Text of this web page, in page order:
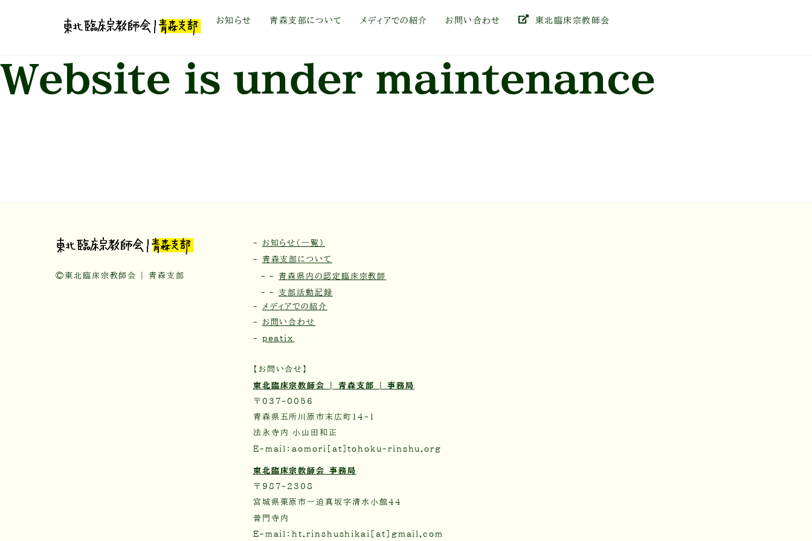
content
お知らせ 青森支部について メディアでの紹介 お問い合わせ 東北臨床宗教師会
Website is under maintenance
©東北臨床宗教師会 | 青森支部
- お知らせ（一覧）
- 青森支部について
- -青森県内の認定臨床宗教師
- - 支部活動記録
-
メディアでの紹介
- お問い合わせ
- peatix
【お問い合せ】
東北臨床宗教師会 | 青森支部 | 事務局
〒037-0056
青森県五所川原市末広町14-1
法永寺内 小山田和正
E-mail：aomori[at]tohoku-rinshu.org
東北臨床宗教師会 事務局
〒987-2308
宮城県栗原市一迫真坂字清水小館44
普門寺内
E-mail：ht.rinshushikai[at]gmail.com